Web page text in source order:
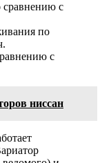
с
по
с
ниссан